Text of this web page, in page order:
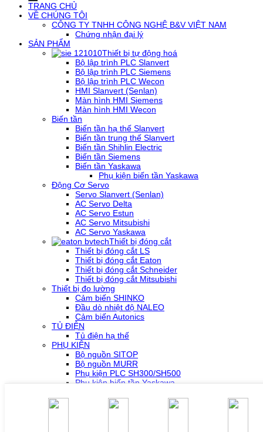
TRANG CHỦ
VỀ CHÚNG TÔI
CÔNG TY TNHH CÔNG NGHỆ B&V VIỆT NAM
Chứng nhận đại lý
SẢN PHẨM
Thiết bị tự động hoá
Bộ lập trình PLC Slanvert
Bộ lập trình PLC Siemens
Bộ lập trình PLC Wecon
HMI Slanvert (Senlan)
Màn hình HMI Siemens
Màn hình HMI Wecon
Biến tần
Biến tần hạ thế Slanvert
Biến tần trung thế Slanvert
Biến tần Shihlin Electric
Biến tần Siemens
Biến tần Yaskawa
Phụ kiện biến tần Yaskawa
Động Cơ Servo
Servo Slanvert (Senlan)
AC Servo Delta
AC Servo Estun
AC Servo Mitsubishi
AC Servo Yaskawa
Thiết bị đóng cắt
Thiết bị đóng cắt LS
Thiết bị đóng cắt Eaton
Thiết bị đóng cắt Schneider
Thiết bị đóng cắt Mitsubishi
Thiết bị đo lường
Cảm biến SHINKO
Đầu dò nhiệt độ NALEO
Cảm biến Autonics
TỦ ĐIỆN
Tủ điện hạ thế
PHỤ KIỆN
Bộ nguồn SITOP
Bộ nguồn MURR
Phụ kiện PLC SH300/SH500
Phụ kiện biến tần Yaskawa
Phụ kiện Servo Sigma 7
HỖ TRỢ KỸ THUẬT